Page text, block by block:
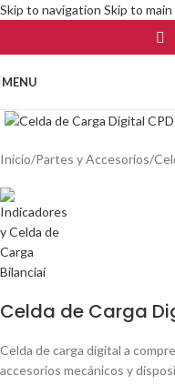
Skip to navigation Skip to
MENU
Inicio/Partes y Accesorios/
Celda de Carga
Celda de carga digital a
accesorios mecánicos y